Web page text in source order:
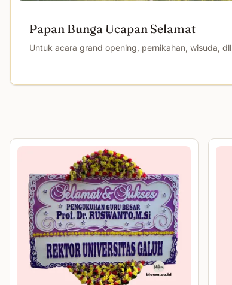
Papan Bunga Ucapan Selamat
Untuk acara grand opening, pernikahan, wisuda, dll